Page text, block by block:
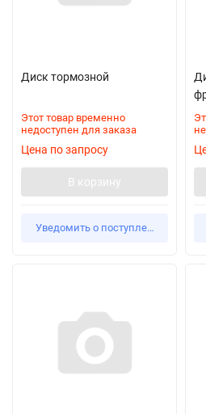
Диск тормозной
Этот товар временно
недоступен для заказа
Цена по запросу
В корзину
Уведомить о поступлении